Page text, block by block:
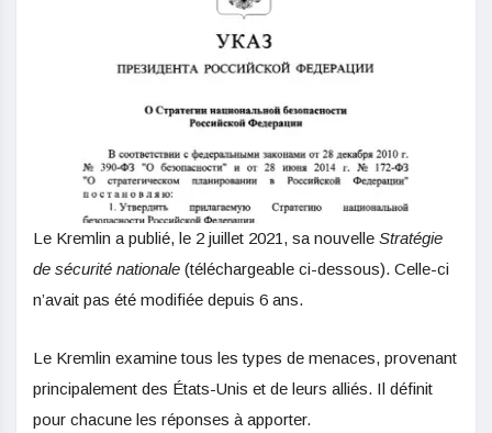
Le Kremlin a publié, le 2 juillet 2021, sa nouvelle Stratégie
de sécurité nationale (téléchargeable ci-dessous). Celle-ci
n’avait pas été modifiée depuis 6 ans.
Le Kremlin examine tous les types de menaces, provenant
principalement des États-Unis et de leurs alliés. Il définit
pour chacune les réponses à apporter.